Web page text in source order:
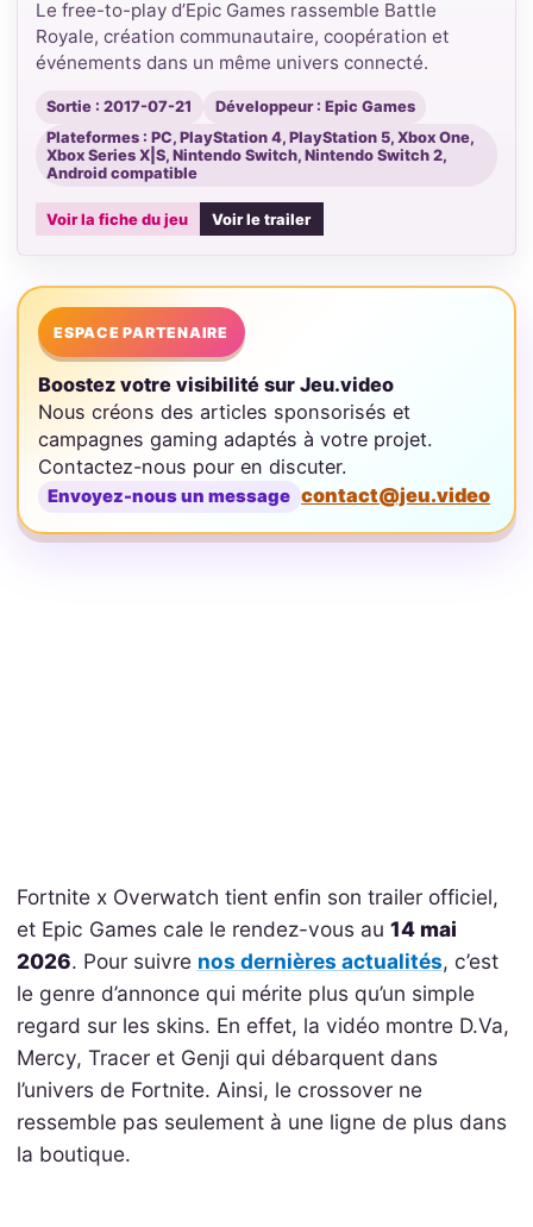
Le free-to-play d’Epic Games rassemble Battle
Royale, création communautaire, coopération et
événements dans un même univers connecté.
Sortie : 2017-07-21
Développeur : Epic Games
Plateformes : PC, PlayStation 4, PlayStation 5, Xbox One,
Xbox Series X|S, Nintendo Switch, Nintendo Switch 2,
Android compatible
Voir la fiche du jeu Voir le trailer
ESPACE PARTENAIRE
Boostez votre visibilité sur Jeu.video
Nous créons des articles sponsorisés et
campagnes gaming adaptés à votre projet.
Contactez-nous pour en discuter.
Envoyez-nous un message contact@jeu.video
Fortnite x Overwatch tient enfin son trailer officiel,
et Epic Games cale le rendez-vous au 14 mai
2026. Pour suivre nos dernières actualités, c’est
le genre d’annonce qui mérite plus qu’un simple
regard sur les skins. En effet, la vidéo montre D.Va,
Mercy, Tracer et Genji qui débarquent dans
l’univers de Fortnite. Ainsi, le crossover ne
ressemble pas seulement à une ligne de plus dans
la boutique.